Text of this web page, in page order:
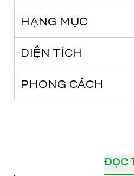
HẠNG MỤC
DIỆN TÍCH
PHONG CÁCH
ĐỌC